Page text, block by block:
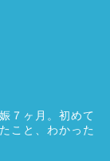
７ヶ月。初めて
こと、わかった